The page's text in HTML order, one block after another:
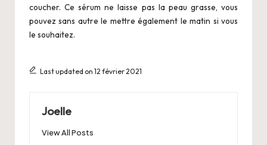
coucher. Ce sérum ne laisse pas la peau grasse, vous
pouvez sans autre le mettre également le matin si vous
le souhaitez.
Last updated on 12 février 2021
Joelle
View All Posts